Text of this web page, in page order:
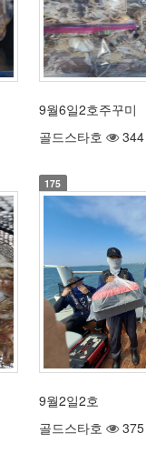
9월6일2호주꾸미
골드스타호
344
175
9월2일2호
골드스타호
375